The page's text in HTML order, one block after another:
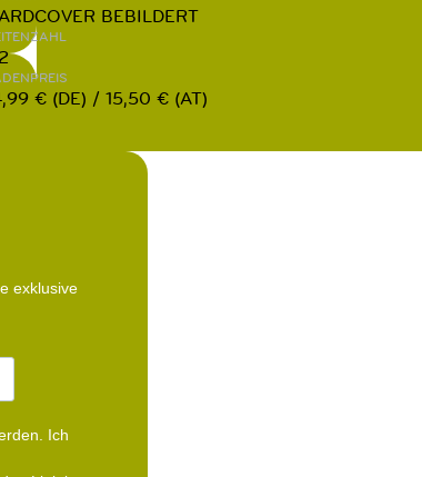
BEBILDERT
€ (DE) / 15,50 € (AT)
exklusive
Ich